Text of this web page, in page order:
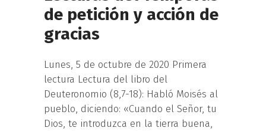
de petición y acción de
gracias
Lunes, 5 de octubre de 2020 Primera
lectura Lectura del libro del
Deuteronomio (8,7-18): Habló Moisés al
pueblo, diciendo: «Cuando el Señor, tu
Dios, te introduzca en la tierra buena,